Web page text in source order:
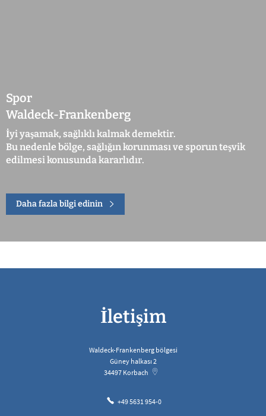
Spor
Waldeck-Frankenberg
İyi yaşamak, sağlıklı kalmak demektir.
Bu nedenle bölge, sağlığın korunması ve sporun teşvik
edilmesi konusunda kararlıdır.
Daha fazla bilgi edinin
İletişim
Waldeck-Frankenberg bölgesi
Güney halkası 2
34497 Korbach
+49 5631 954-0